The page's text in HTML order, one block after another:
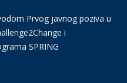
Prvog javnog poziva u
i
SPRING